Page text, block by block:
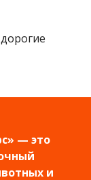
— это
и